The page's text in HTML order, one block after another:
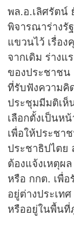
พล.อ.เลิศรัตน์
พิจารณาร่างรั
แขวนไว้ เรื่อ
จากเดิม ร่างแ
ของประชาชน
ที่รับฟังความคิ
ประชุมมีมติเ
เลือกตั้งเป็นห
เพื่อให้ประชา
ประชาธิปไตย
ต้องแจ้งเหตุผ
หรือ กกต. เพื่
อยู่ต่างประเท
หรืออยู่ในพื้นที่